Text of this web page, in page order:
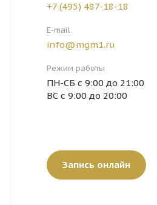
+7 (495) 487-18-18
E-mail
info@mgm1.ru
Режим работы
ПН-СБ с 9:00 до 21:00
ВС с 9:00 до 20:00
Запись онлайн